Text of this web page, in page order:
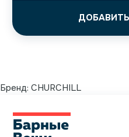
Бренд: CHURCHILL